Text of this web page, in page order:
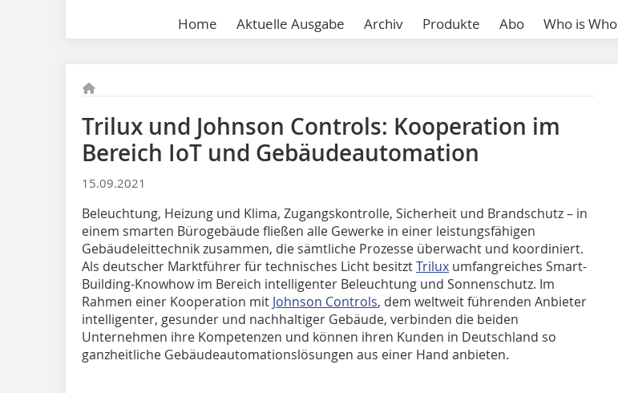
Home Aktuelle Ausgabe Archiv Produkte Abo Who is Who
Trilux und Johnson Controls: Kooperation im
Bereich IoT und Gebäudeautomation
15.09.2021
Beleuchtung, Heizung und Klima, Zugangskontrolle, Sicherheit und Brandschutz – in
einem smarten Bürogebäude fließen alle Gewerke in einer leistungsfähigen
Gebäudeleittechnik zusammen, die sämtliche Prozesse überwacht und koordiniert.
Als deutscher Marktführer für technisches Licht besitztTrilux umfangreiches Smart-
Building-Knowhow im Bereich intelligenter Beleuchtung und Sonnenschutz. Im
Rahmen einer Kooperation mit Johnson Controls, dem weltweit führenden Anbieter
intelligenter, gesunder und nachhaltiger Gebäude, verbinden die beiden
Unternehmen ihre Kompetenzen und können ihren Kunden in Deutschland so
ganzheitliche Gebäudeautomationslösungen aus einer Hand anbieten.